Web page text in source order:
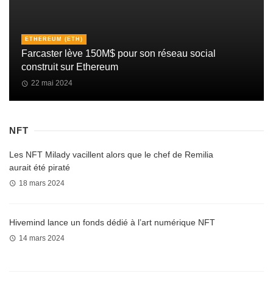
ETHEREUM (ETH)
Farcaster lève 150M$ pour son réseau social
construit sur Ethereum
22 mai 2024
NFT
Les NFT Milady vacillent alors que le chef de Remilia
aurait été piraté
18 mars 2024
Hivemind lance un fonds dédié à l’art numérique NFT
14 mars 2024